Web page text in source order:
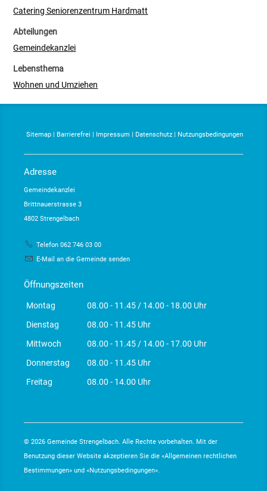
Catering Seniorenzentrum Hardmatt
Abteilungen
Gemeindekanzlei
Lebensthema
Wohnen und Umziehen
Sitemap | Barrierefrei | Impressum | Datenschutz| Nutzungsbedingungen
Adresse
Gemeindekanzlei
Brittnauerstrasse 3
4802 Strengelbach
Telefon 062 746 03 00
E-Mail an die Gemeinde senden
Öffnungszeiten
Montag
08.00 - 11.45 / 14.00 - 18.00 Uhr
Dienstag
08.00 - 11.45 Uhr
Mittwoch
08.00 - 11.45 / 14.00 - 17.00 Uhr
Donnerstag
08.00 - 11.45 Uhr
Freitag
08.00 - 14.00 Uhr
© 2026 Gemeinde Strengelbach. Alle Rechte vorbehalten. Mit der
Benutzung dieser Website akzeptieren Sie die «Allgemeinen rechtlichen
Bestimmungen» und «Nutzungsbedingungen».